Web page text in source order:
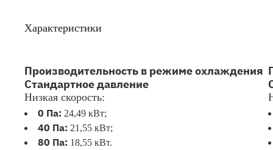
Характеристики
Производительность в режиме охлаждения
Стандартное давление
Низкая скорость:
0 Па: 24,49 кВт;
40 Па: 21,55 кВт;
80 Па: 18,55 кВт.